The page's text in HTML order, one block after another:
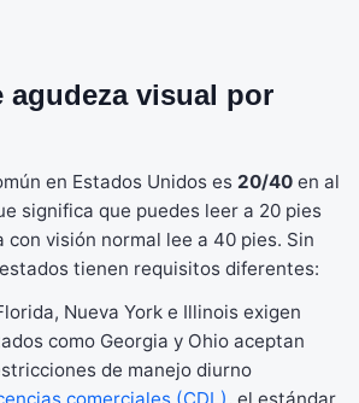
agudeza visual por
en Estados Unidos es 20/40 en al
significa que puedes leer a 20 pies
con visión normal lee a 40 pies. Sin
tienen requisitos diferentes:
Nueva York e Illinois exigen
como Georgia y Ohio aceptan
de manejo diurno